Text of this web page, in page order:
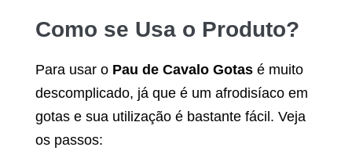
Como se Usa o Produto?
Para usar o Pau de Cavalo Gotas é muito
descomplicado, já que é um afrodisíaco em
gotas e sua utilização é bastante fácil. Veja
os passos: